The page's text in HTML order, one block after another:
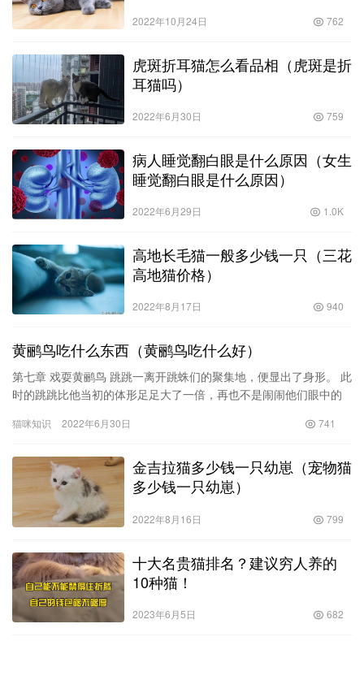
2022年10月24日 762
虎斑折耳猫怎么看品相（虎斑是折
耳猫吗）
2022年6月30日 759
病人睡觉翻白眼是什么原因（女生
睡觉翻白眼是什么原因）
2022年6月29日 1.0K
高地长毛猫一般多少钱一只（三花
高地猫价格）
2022年8月17日 940
黄鹂鸟吃什么东西（黄鹂鸟吃什么好）
第七章 戏耍黄鹂鸟 跳跳一离开跳蛛们的聚集地，便显出了身形。 此
时的跳跳比他当初的体形足足大了一倍，再也不是闹闹他们眼中的
猫咪知识 2022年6月30日 741
金吉拉猫多少钱一只幼崽（宠物猫
多少钱一只幼崽）
2022年8月16日 799
十大名贵猫排名？建议穷人养的
10种猫！
2023年6月5日 682